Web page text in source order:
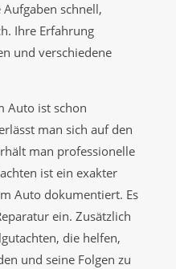
schnell,
Ihre Erfahrung
und verschiedene
Auto ist schon
man sich auf den
man professionelle
ist ein exakter
Auto dokumentiert. Es
ein. Zusätzlich
die helfen,
und seine Folgen zu